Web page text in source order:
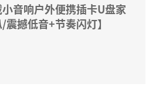
音响户外便携插卡U盘家
撼低音+节奏闪灯】